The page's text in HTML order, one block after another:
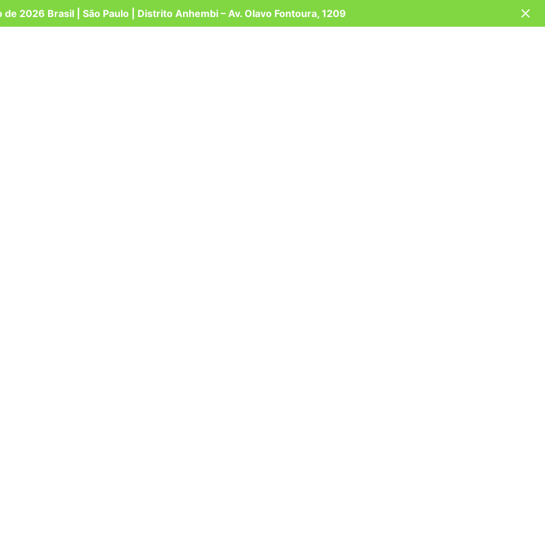
de 2026 Brasil | São Paulo | Distrito Anhembi – Av. Olavo Fontoura, 1209